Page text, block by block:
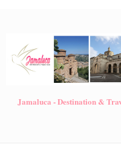
Jamaluca - Destination &